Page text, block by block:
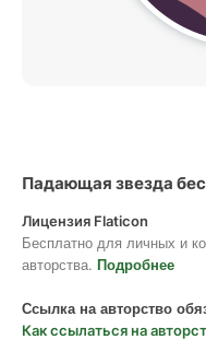
Падающая звезда
Лицензия Flaticon
Бесплатно для личных и
авторства. Подробнее
Ссылка на авторство
Как ссылаться на